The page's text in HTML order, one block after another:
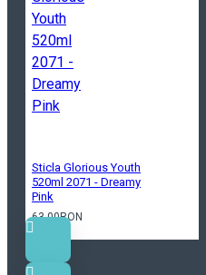
Sticla Glorious Youth
520ml 2071 - Dreamy
Pink
63.00RON